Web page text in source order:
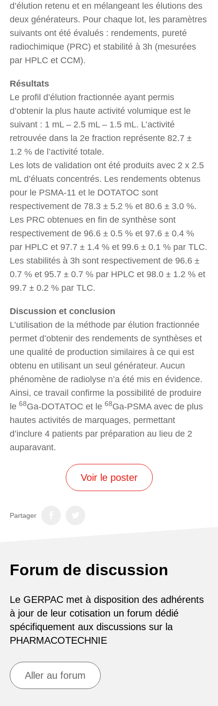
d’élution retenu et en mélangeant les élutions des
deux générateurs. Pour chaque lot, les paramètres
suivants ont été évalués : rendements, pureté
radiochimique (PRC) et stabilité à 3h (mesurées
par HPLC et CCM).
Résultats
Le profil d’élution fractionnée ayant permis
d’obtenir la plus haute activité volumique est le
suivant : 1 mL – 2.5 mL – 1.5 mL. L’activité
retrouvée dans la 2e fraction représente 82.7 ±
1.2 % de l’activité totale.
Les lots de validation ont été produits avec 2 x 2.5
mL d’éluats concentrés. Les rendements obtenus
pour le PSMA-11 et le DOTATOC sont
respectivement de 78.3 ± 5.2 % et 80.6 ± 3.0 %.
Les PRC obtenues en fin de synthèse sont
respectivement de 96.6 ± 0.5 % et 97.6 ± 0.4 %
par HPLC et 97.7 ± 1.4 % et 99.6 ± 0.1 % par TLC.
Les stabilités à 3h sont respectivement de 96.6 ±
0.7 % et 95.7 ± 0.7 % par HPLC et 98.0 ± 1.2 % et
99.7 ± 0.2 % par TLC.
Discussion et conclusion
L’utilisation de la méthode par élution fractionnée
permet d’obtenir des rendements de synthèses et
une qualité de production similaires à ce qui est
obtenu en utilisant un seul générateur. Aucun
phénomène de radiolyse n’a été mis en évidence.
Ainsi, ce travail confirme la possibilité de produire
le 68Ga-DOTATOC et le 68Ga-PSMA avec de plus
hautes activités de marquages, permettant
d’inclure 4 patients par préparation au lieu de 2
auparavant.
Voir le poster
Partager
Forum de discussion
Le GERPAC met à disposition des adhérents
à jour de leur cotisation un forum dédié
spécifiquement aux discussions sur la
PHARMACOTECHNIE
Aller au forum